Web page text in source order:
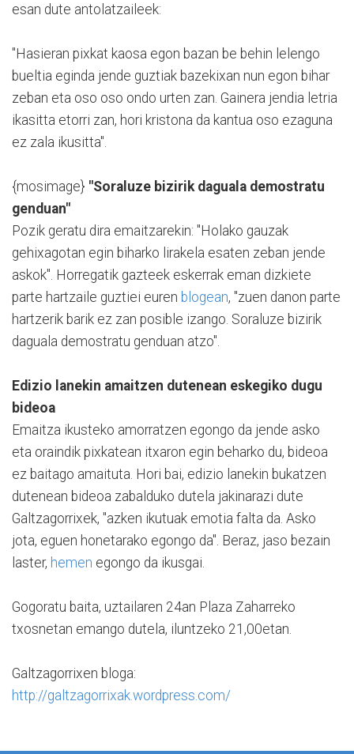
esan dute antolatzaileek:
"Hasieran pixkat kaosa egon bazan be behin lelengo
bueltia eginda jende guztiak bazekixan nun egon bihar
zeban eta oso oso ondo urten zan. Gainera jendia letria
ikasitta etorri zan, hori kristona da kantua oso ezaguna
ez zala ikusitta".
{mosimage} "Soraluze bizirik daguala demostratu
genduan"
Pozik geratu dira emaitzarekin: "Holako gauzak
gehixagotan egin biharko lirakela esaten zeban jende
askok". Horregatik gazteek eskerrak eman dizkiete
parte hartzaile guztiei euren blogean, "zuen danon parte
hartzerik barik ez zan posible izango. Soraluze bizirik
daguala demostratu genduan atzo".
Edizio lanekin amaitzen dutenean eskegiko dugu
bideoa
Emaitza ikusteko amorratzen egongo da jende asko
eta oraindik pixkatean itxaron egin beharko du, bideoa
ez baitago amaituta. Hori bai, edizio lanekin bukatzen
dutenean bideoa zabalduko dutela jakinarazi dute
Galtzagorrixek, "azken ikutuak emotia falta da. Asko
jota, eguen honetarako egongo da". Beraz, jaso bezain
laster, hemen egongo da ikusgai.
Gogoratu baita, uztailaren 24an Plaza Zaharreko
txosnetan emango dutela, iluntzeko 21,00etan.
Galtzagorrixen bloga:
http://galtzagorrixak.wordpress.com/